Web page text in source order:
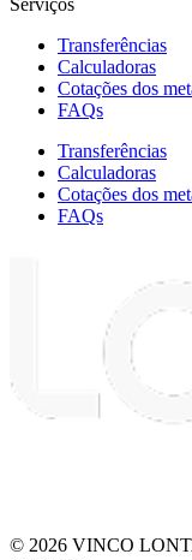
Serviços
Transferências
Calculadoras
Cotações dos
FAQs
Transferências
Calculadoras
Cotações dos
FAQs
© 2026 VINCO